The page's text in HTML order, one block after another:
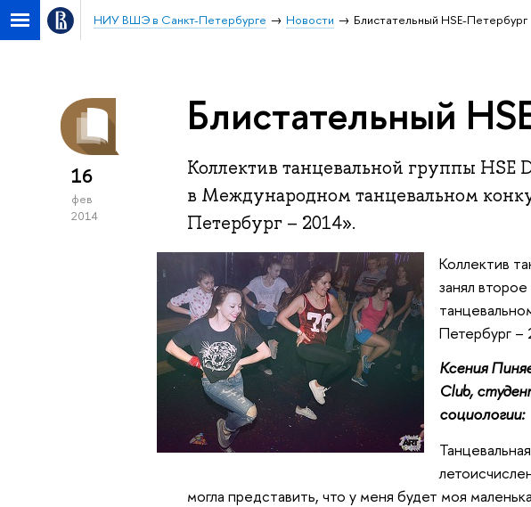
НИУ ВШЭ в Санкт-Петербурге Новости Блистательный HSE-Петербург
16
фев
2014
Блистательный
Коллектив танцевальной группы HSE
в Международном танцевальном
Петербург – 2014».
Коллектив
занял
Петербург –
Ксения
Club,
социологии:
могла представить, что у меня будет моя